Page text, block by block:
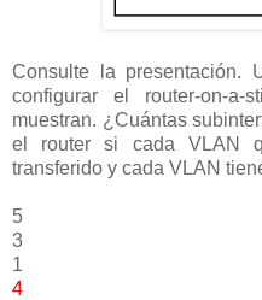
Consulte la presentación.
configurar el router-on-
muestran. ¿Cuántas
el router si cada VLAN
transferido y cada VLAN
5
3
1
4